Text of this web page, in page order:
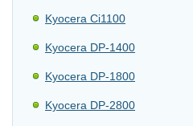
Kyocera Ci1100
Kyocera DP-1400
Kyocera DP-1800
Kyocera DP-2800